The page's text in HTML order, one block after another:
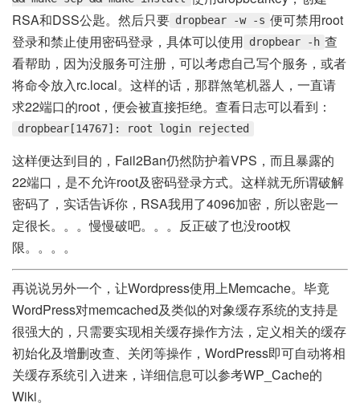
RSA和DSS公匙。然后只要 dropbear -w -s 便可禁用root
登录和禁止使用密码登录，具体可以使用 dropbear -h 查
看帮助，因为没服务可注册，可以考虑自己写个服务，或者
将命令放入rc.local。这样的话，那群煞笔机器人，一直请
求22端口的root，便会被直接拒绝。查看日志可以看到：
dropbear[14767]: root login rejected
这样便达到目的，Fail2Ban仍然防护着VPS，而且暴露的
22端口，是不允许root及密码登录方式。这样就无所谓破解
密码了，实话告诉你，RSA我用了4096加密，所以密匙一
定很长。。。慢慢破吧。。。反正破了也没root权
限。。。。
再说说另外一个，让Wordpress使用上Memcache。毕竟
WordPress对memcached及类似的对象缓存系统的支持是
很强大的，只需要实现相关缓存操作方法，定义相关的缓存
初始化及增删改查、关闭等操作，WordPress即可自动将相
关缓存系统引入进来，详细信息可以参考WP_Cache的
Wiki。